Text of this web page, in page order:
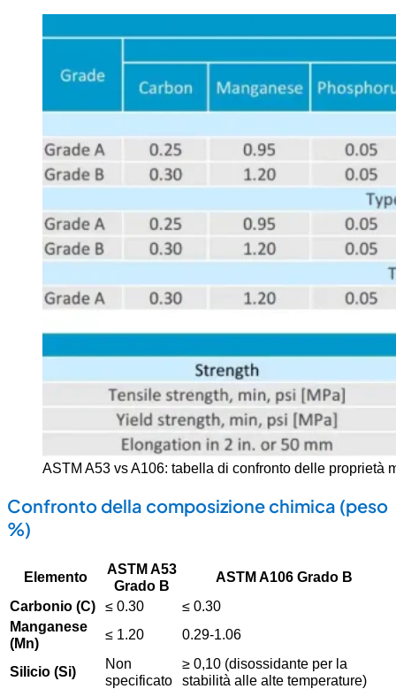
ASTM A53 vs A106: tabella di confronto delle
Confronto della composizione chimica (peso
%)
Elemento
ASTM A53
Grado B
ASTM A106 Grado B
Carbonio (C)
≤ 0.30
≤ 0.30
Manganese
(Mn)
≤ 1.20 0.29-1.06
Silicio (Si)
Non
specificato
≥ 0,10 (disossidante per la
stabilità alle alte temperature)